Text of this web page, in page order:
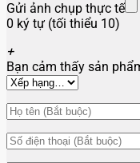
Gửi ảnh chụp thực tế
0 ký tự (tối thiểu 10)
+
Bạn cảm thấy sản